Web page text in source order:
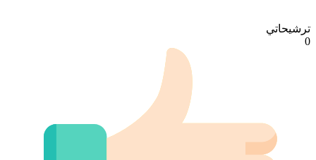
ترشيحاتي
0